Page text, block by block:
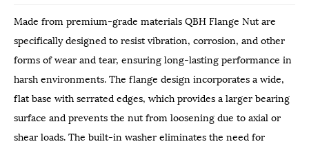
Made from premium-grade materials QBH Flange Nut are
specifically designed to resist vibration, corrosion, and other
forms of wear and tear, ensuring long-lasting performance in
harsh environments. The flange design incorporates a wide,
flat base with serrated edges, which provides a larger bearing
surface and prevents the nut from loosening due to axial or
shear loads. The built-in washer eliminates the need for